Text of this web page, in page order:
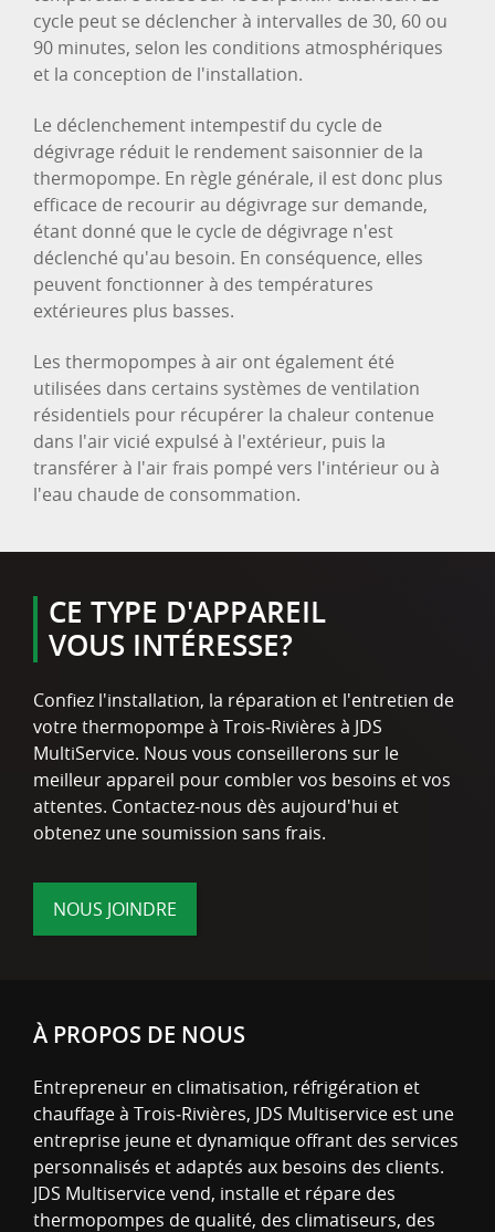
cycle peut se déclencher à intervalles de 30, 60 ou
90 minutes, selon les conditions atmosphériques
et la conception de l'installation.
Le déclenchement intempestif du cycle de
dégivrage réduit le rendement saisonnier de la
thermopompe. En règle générale, il est donc plus
efficace de recourir au dégivrage sur demande,
étant donné que le cycle de dégivrage n'est
déclenché qu'au besoin. En conséquence, elles
peuvent fonctionner à des températures
extérieures plus basses.
Les thermopompes à air ont également été
utilisées dans certains systèmes de ventilation
résidentiels pour récupérer la chaleur contenue
dans l'air vicié expulsé à l'extérieur, puis la
transférer à l'air frais pompé vers l'intérieur ou à
l'eau chaude de consommation.
CE TYPE D'APPAREIL
VOUS INTÉRESSE?
Confiez l'installation, la réparation et l'entretien de
votre thermopompe à Trois‑Rivières à JDS
MultiService. Nous vous conseillerons sur le
meilleur appareil pour combler vos besoins et vos
attentes. Contactez-nous dès aujourd'hui et
obtenez une soumission sans frais.
NOUS JOINDRE
À PROPOS DE NOUS
Entrepreneur en climatisation, réfrigération et
chauffage à Trois‑Rivières, JDS Multiservice est une
entreprise jeune et dynamique offrant des services
personnalisés et adaptés aux besoins des clients.
JDS Multiservice vend, installe et répare des
thermopompes de qualité, des climatiseurs, des